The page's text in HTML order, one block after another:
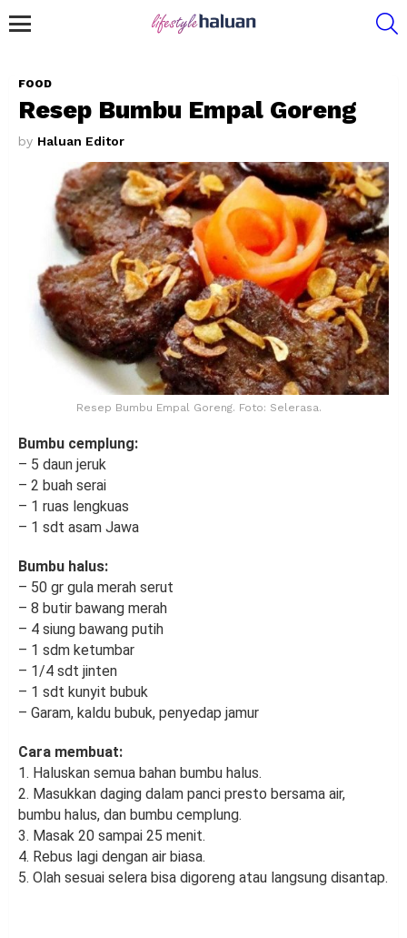
FOOD
Resep Bumbu Empal Goreng
by Haluan Editor
Resep Bumbu Empal Goreng. Foto: Selerasa.
Bumbu cemplung:
– 5 daun jeruk
– 2 buah serai
– 1 ruas lengkuas
– 1 sdt asam Jawa
Bumbu halus:
– 50 gr gula merah serut
– 8 butir bawang merah
– 4 siung bawang putih
– 1 sdm ketumbar
– 1/4 sdt jinten
– 1 sdt kunyit bubuk
– Garam, kaldu bubuk, penyedap jamur
Cara membuat:
1. Haluskan semua bahan bumbu halus.
2. Masukkan daging dalam panci presto bersama air,
bumbu halus, dan bumbu cemplung.
3. Masak 20 sampai 25 menit.
4. Rebus lagi dengan air biasa.
5. Olah sesuai selera bisa digoreng atau langsung disantap.